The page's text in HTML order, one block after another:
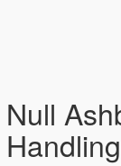
Null
Handling